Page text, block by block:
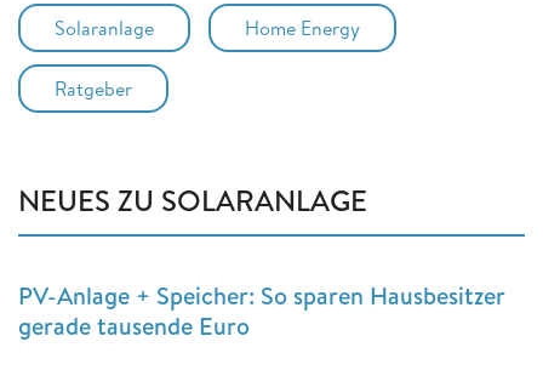
Solaranlage Home Energy
Ratgeber
NEUES ZU SOLARANLAGE
PV-Anlage + Speicher: So sparen Hausbesitzer
gerade tausende Euro